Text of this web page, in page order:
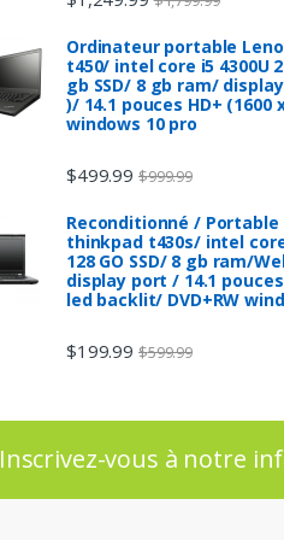
Ordinateur portable
t450/ intel core i5 4300U
gb SSD/ 8 gb ram/
)/ 14.1 pouces HD+ (1600
windows 10 pro
$499.99 $999.99
Reconditionné / Portable
thinkpad t430s/ intel
128 GO SSD/ 8 gb ram/
display port / 14.1 pouces
led backlit/ DVD+RW
$199.99 $599.99
Inscrivez-vous à notre